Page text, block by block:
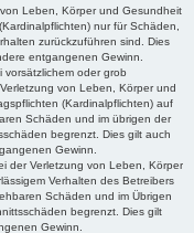
Leben, Körper und Gesundheit
nur für Schäden,
zurückzuführen sind. Dies
entgangenen Gewinn.
oder grob
von Leben, Körper und
(Kardinalpflichten) auf
Schäden und im übrigen der
begrenzt. Dies gilt auch
Gewinn.
der Verletzung von Leben, Körper
Verhalten des Betreibers
Schäden und im Übrigen
begrenzt. Dies gilt
Gewinn.